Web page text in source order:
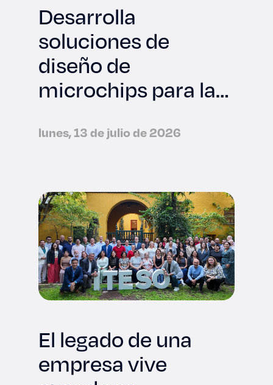
Desarrolla
soluciones de
diseño de
microchips para la
tecnológica
lunes, 13 de julio de 2026
El legado de una
empresa vive